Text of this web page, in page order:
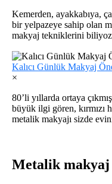
Kemerden, ayakkabıya,
bir yelpazeye sahip olan
makyaj tekniklerini
Kalıcı Günlük Makyaj
×
80’li yıllarda ortaya
büyük ilgi gören, kırmızı
metalik makyajı sizde
Metalik makyaj